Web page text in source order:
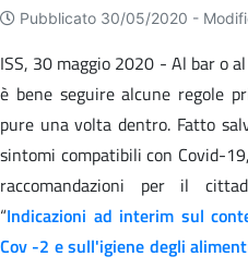
Pubblicato 30/05/2020 -
ISS, 30 maggio 2020 - Al bar o
è bene seguire alcune regole
pure una volta dentro. Fatto
sintomi compatibili con Covid-
raccomandazioni per il
“Indicazioni ad interim sul
Cov -2 e sull'igiene degli